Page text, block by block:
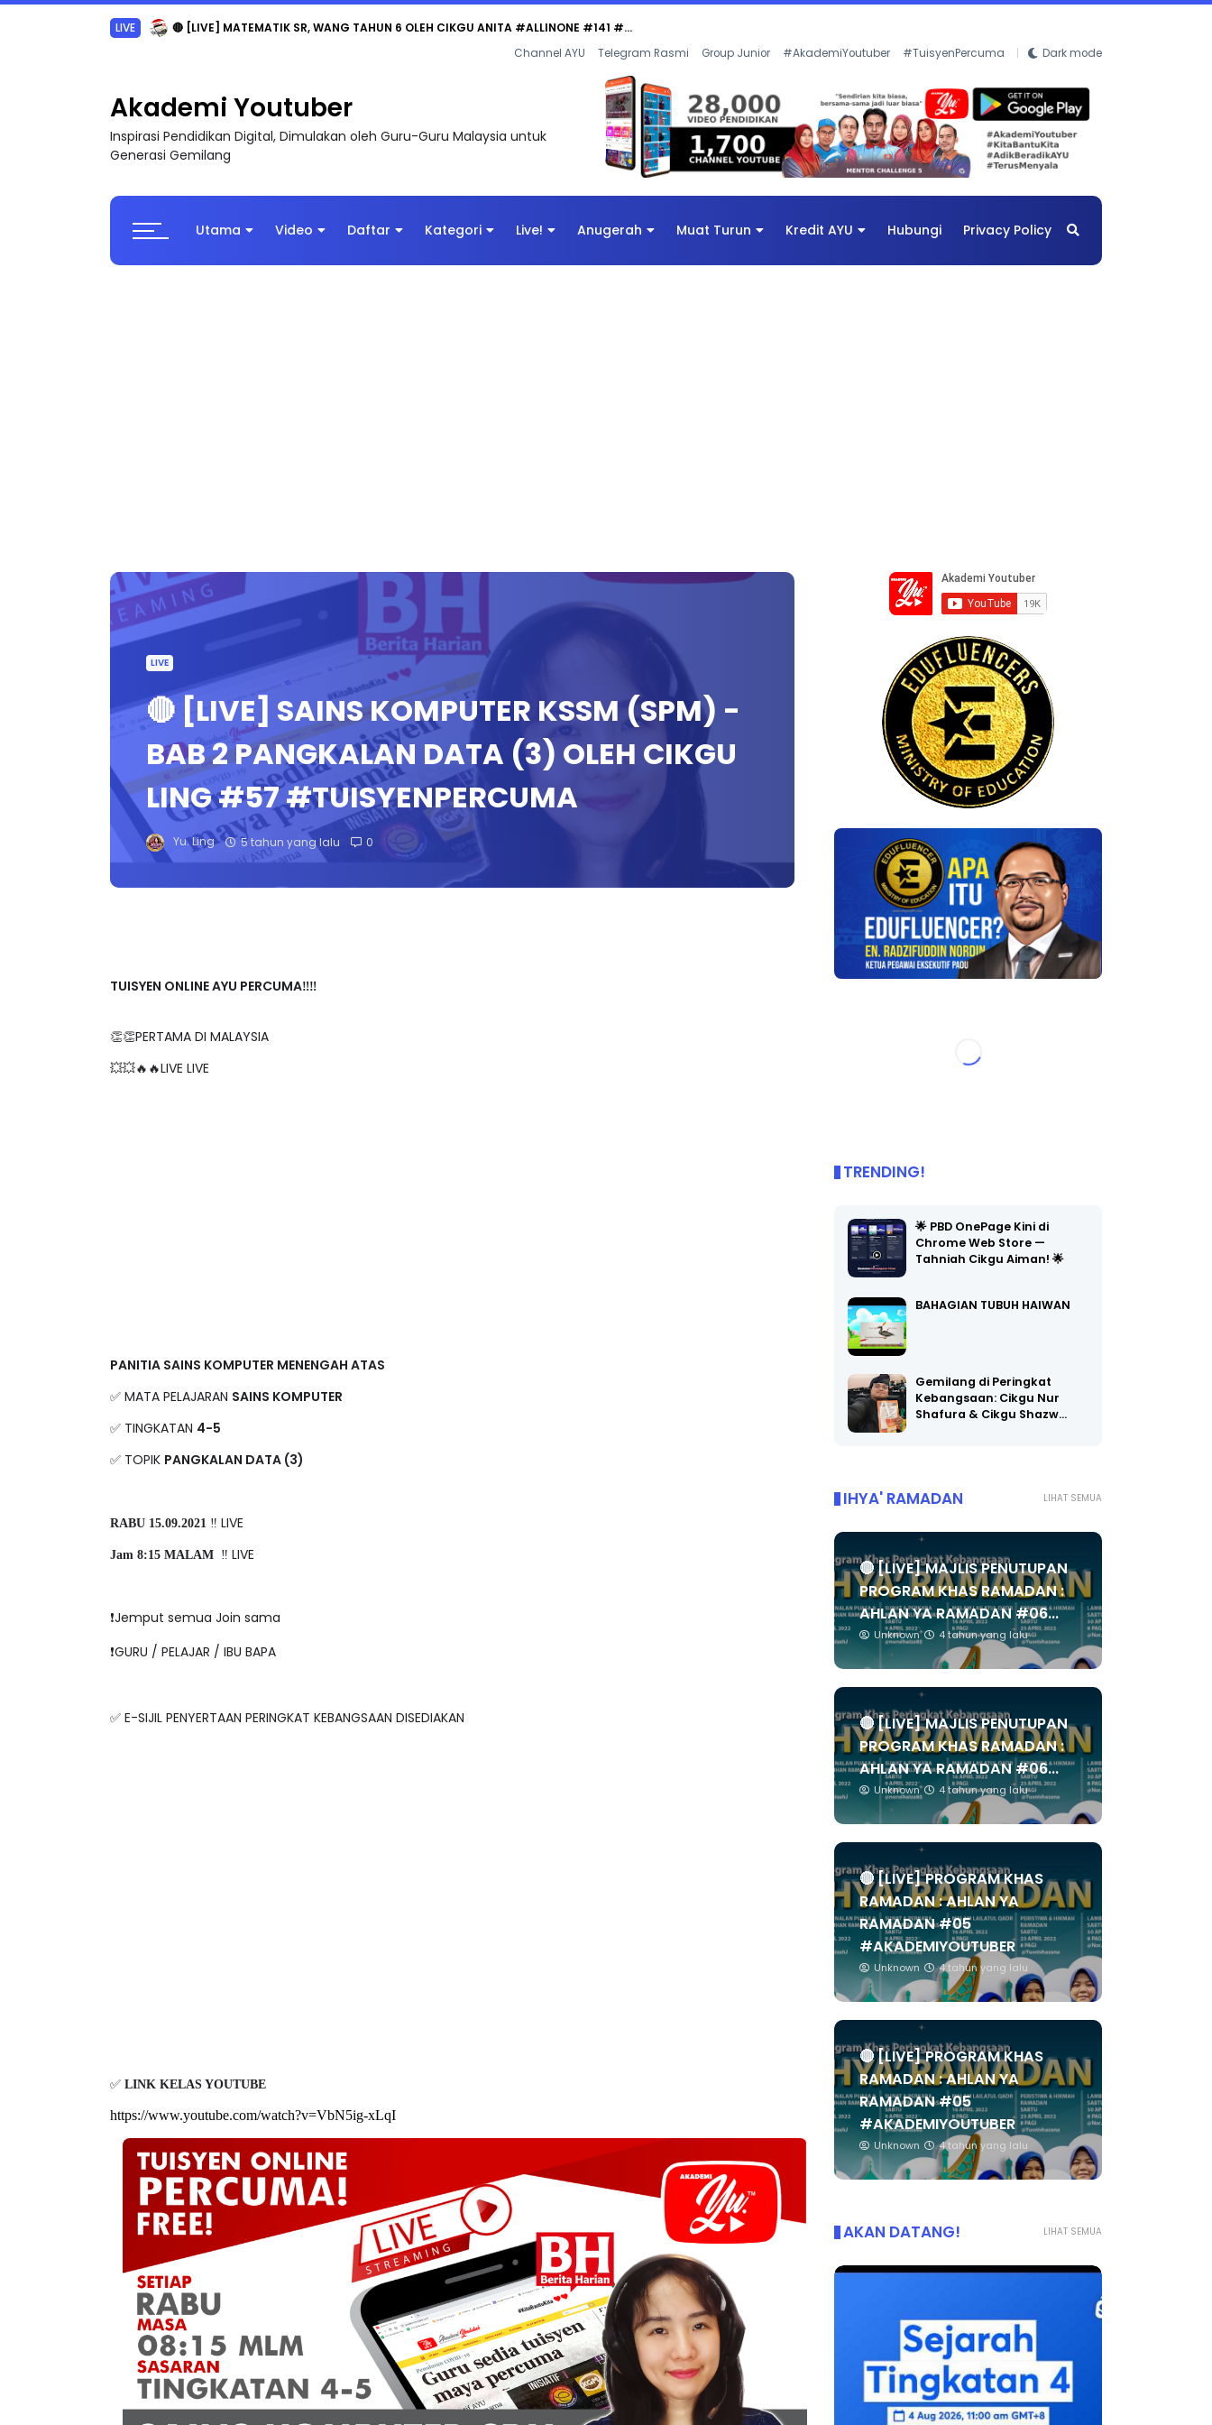
LIVE 🔴 [LIVE] MATEMATIK SR, WANG TAHUN 6 OLEH CIKGU ANITA #ALLINONE #141 #...
Channel AYU Telegram Rasmi Group Junior #AkademiYoutuber #TuisyenPercuma Dark mode
Akademi Youtuber
Inspirasi Pendidikan Digital, Dimulakan oleh Guru-Guru Malaysia untuk
Generasi Gemilang
Utama Video Daftar Kategori Live! Anugerah Muat Turun Kredit AYU Hubungi Privacy Policy
LIVE
🔴 [LIVE] SAINS KOMPUTER KSSM (SPM) -
BAB 2 PANGKALAN DATA (3) OLEH CIKGU
LING #57 #TUISYENPERCUMA
Yu. Ling 5 tahun yang lalu 0
TUISYEN ONLINE AYU PERCUMA‼️‼️
👏👏PERTAMA DI MALAYSIA
💥💥🔥🔥LIVE LIVE
PANITIA SAINS KOMPUTER MENENGAH ATAS
✅ MATA PELAJARAN SAINS KOMPUTER
✅ TINGKATAN 4-5
✅ TOPIK PANGKALAN DATA (3)
RABU 15.09.2021 ‼️ LIVE
Jam 8:15 MALAM ‼️ LIVE
❗️Jemput semua Join sama
❗️GURU / PELAJAR / IBU BAPA
✅ E-SIJIL PENYERTAAN PERINGKAT KEBANGSAAN DISEDIAKAN
✅ LINK KELAS YOUTUBE
https://www.youtube.com/watch?v=VbN5ig-xLqI
TRENDING!
🌟 PBD OnePage Kini di
Chrome Web Store —
Tahniah Cikgu Aiman! 🌟
BAHAGIAN TUBUH HAIWAN
Gemilang di Peringkat
Kebangsaan: Cikgu Nur
Shafura & Cikgu Shazw…
LIHAT SEMUA
IHYA' RAMADAN
🔴 [LIVE] MAJLIS PENUTUPAN
PROGRAM KHAS RAMADAN :
AHLAN YA RAMADAN #06...
Unknown 4 tahun yang lalu
🔴 [LIVE] MAJLIS PENUTUPAN
PROGRAM KHAS RAMADAN :
AHLAN YA RAMADAN #06...
Unknown 4 tahun yang lalu
🔴 [LIVE] PROGRAM KHAS
RAMADAN : AHLAN YA
RAMADAN #05
#AKADEMIYOUTUBER
Unknown 4 tahun yang lalu
🔴 [LIVE] PROGRAM KHAS
RAMADAN : AHLAN YA
RAMADAN #05
#AKADEMIYOUTUBER
Unknown 4 tahun yang lalu
LIHAT SEMUA
AKAN DATANG!